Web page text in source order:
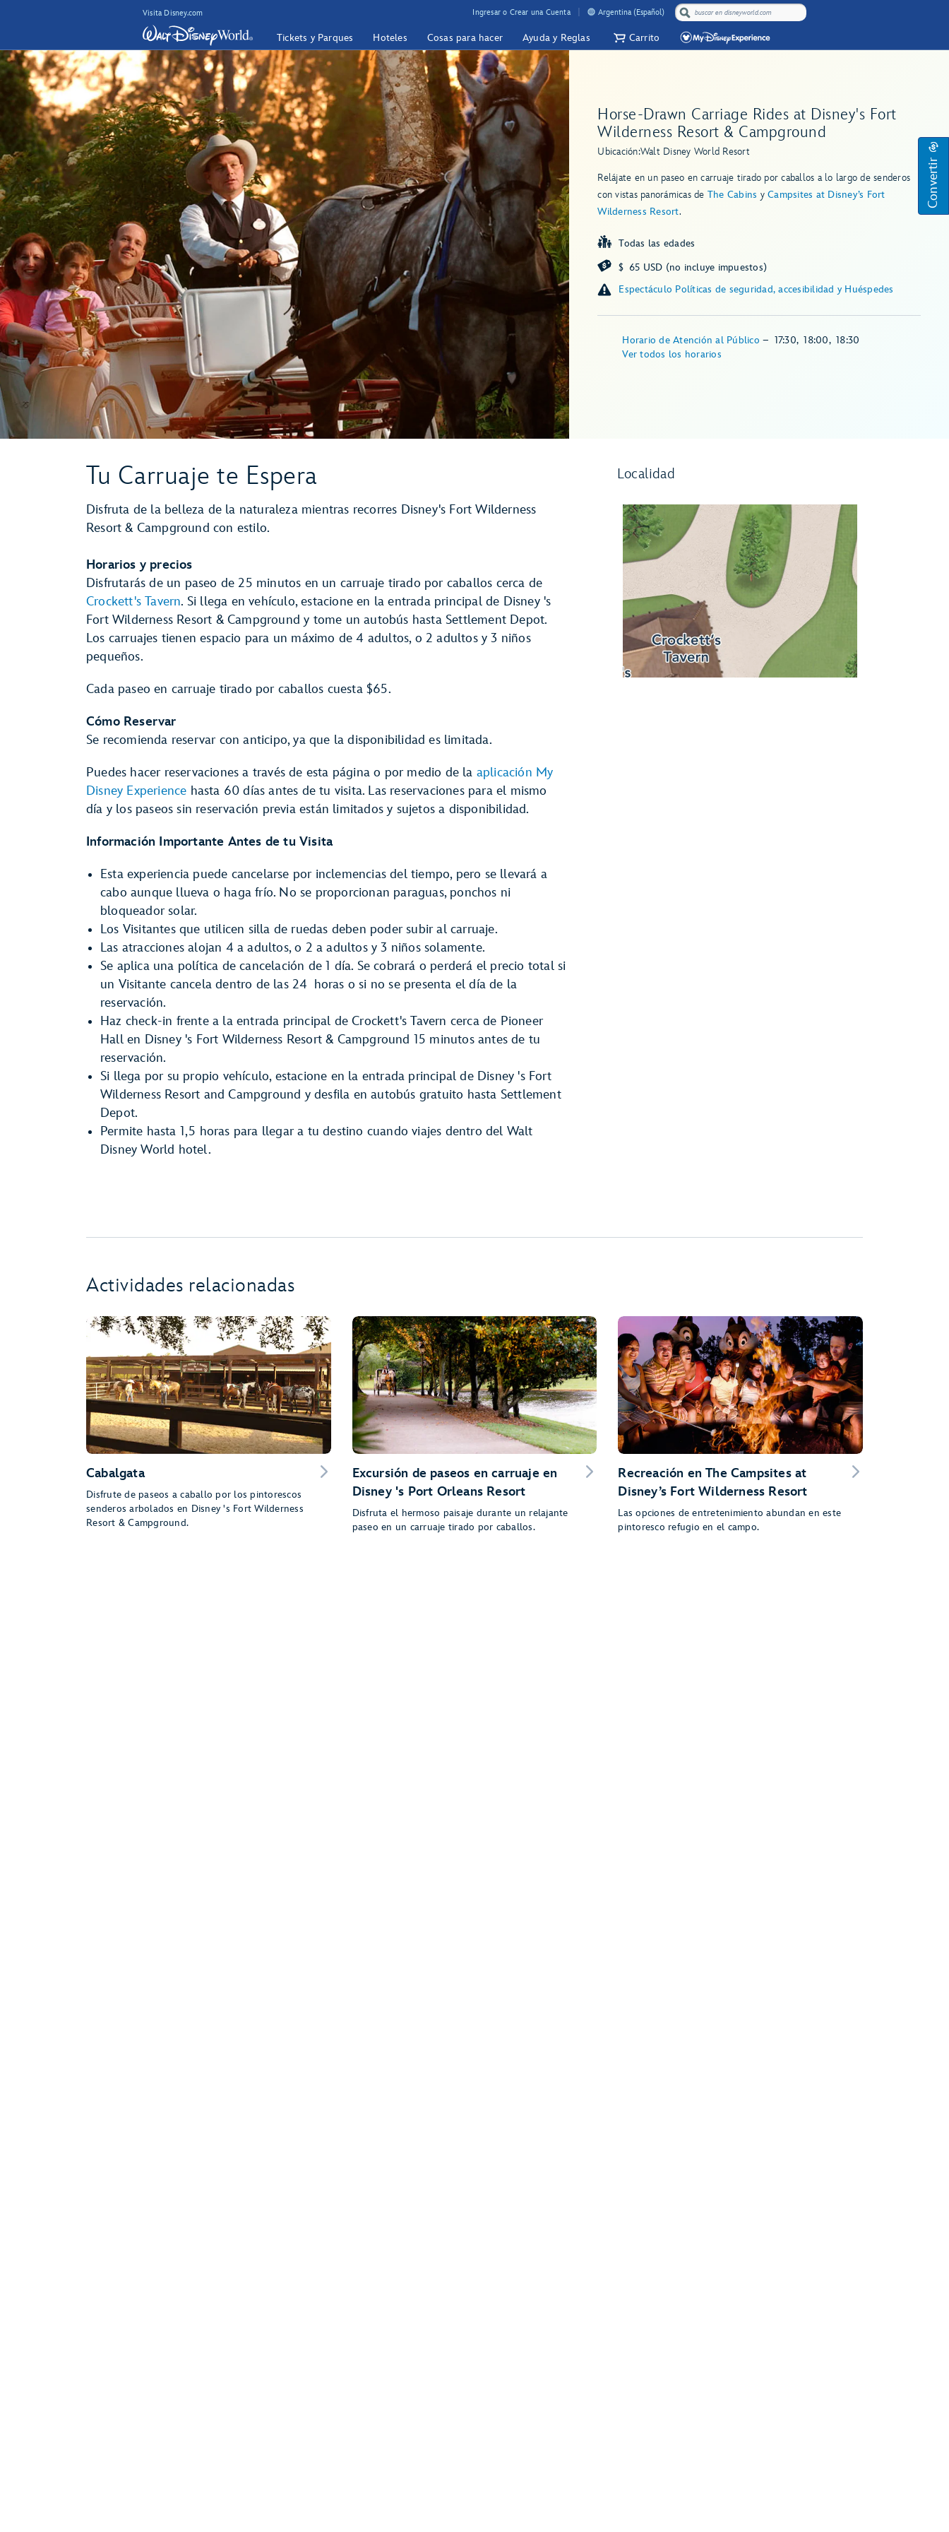
Visita Disney.com Ingresar o Crear una Cuenta Argentina (Español)
Tickets y Parques Hoteles Cosas para hacer Ayuda y Reglas Carrito
Convertir
Horse-Drawn Carriage Rides at Disney's Fort
Wilderness Resort & Campground
Ubicación:Walt Disney World Resort
Relájate en un paseo en carruaje tirado por caballos a lo largo de senderos
con vistas panorámicas de The Cabins yCampsites at Disney’s Fort
Wilderness Resort.
Todas las edades
$ 65 USD (no incluye impuestos)
Espectáculo Políticas de seguridad, accesibilidad y Huéspedes
Horario de Atención al Público– 17:30,18:00,18:30
Ver todos los horarios
Tu Carruaje te Espera
Disfruta de la belleza de la naturaleza mientras recorres Disney's Fort Wilderness
Resort & Campground con estilo.
Horarios y precios
Disfrutarás de un paseo de 25 minutos en un carruaje tirado por caballos cerca de
Crockett's Tavern. Si llega en vehículo, estacione en la entrada principal de Disney 's
Fort Wilderness Resort & Campground y tome un autobús hasta Settlement Depot.
Los carruajes tienen espacio para un máximo de 4 adultos, o 2 adultos y 3 niños
pequeños.
Cada paseo en carruaje tirado por caballos cuesta $65.
Cómo Reservar
Se recomienda reservar con anticipo, ya que la disponibilidad es limitada.
Puedes hacer reservaciones a través de esta página o por medio de la aplicación My
Disney Experience hasta 60 días antes de tu visita. Las reservaciones para el mismo
día y los paseos sin reservación previa están limitados y sujetos a disponibilidad.
Información Importante Antes de tu Visita
Esta experiencia puede cancelarse por inclemencias del tiempo, pero se llevará a
cabo aunque llueva o haga frío. No se proporcionan paraguas, ponchos ni
bloqueador solar.
Los Visitantes que utilicen silla de ruedas deben poder subir al carruaje.
Las atracciones alojan 4 a adultos, o 2 a adultos y 3 niños solamente.
Se aplica una política de cancelación de 1 día. Se cobrará o perderá el precio total si
un Visitante cancela dentro de las 24 horas o si no se presenta el día de la
reservación.
Haz check-in frente a la entrada principal de Crockett's Tavern cerca de Pioneer
Hall en Disney 's Fort Wilderness Resort & Campground 15 minutos antes de tu
reservación.
Si llega por su propio vehículo, estacione en la entrada principal de Disney 's Fort
Wilderness Resort and Campground y desfila en autobús gratuito hasta Settlement
Depot.
Permite hasta 1,5 horas para llegar a tu destino cuando viajes dentro del Walt
Disney World hotel.
Localidad
Actividades relacionadas
Cabalgata
Disfrute de paseos a caballo por los pintorescos
senderos arbolados en Disney 's Fort Wilderness
Resort & Campground.
Excursión de paseos en carruaje en
Disney 's Port Orleans Resort
Disfruta el hermoso paisaje durante un relajante
paseo en un carruaje tirado por caballos.
Recreación en The Campsites at
Disney’s Fort Wilderness Resort
Las opciones de entretenimiento abundan en este
pintoresco refugio en el campo.